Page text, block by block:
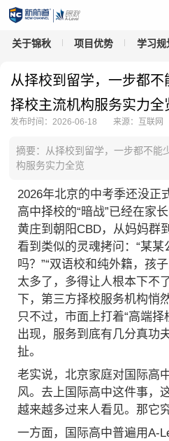
关于锦秋 项目优势 学习规
从择校到留学，一步都
择校主流机构服务实力全
发布时间：2026-06-18 来源：互联网
摘要：从择校到留学，一步都不能
构服务实力全览
2026年北京的中考季还没正
高中择校的“暗战”已经在家
黄庄到朝阳CBD，从妈妈群
看到类似的灵魂拷问：“某
吗？”“双语校和纯外籍，孩
太多了，多得让人根本下不
下，第三方择校服务机构悄
只不过，市面上打着“高端
出现，服务到底有几分真功
扯。
老实说，北京家庭对国际高
风。去上国际高中这件事，
越来越多过来人看见。那它
一方面，国际高中普遍用A-